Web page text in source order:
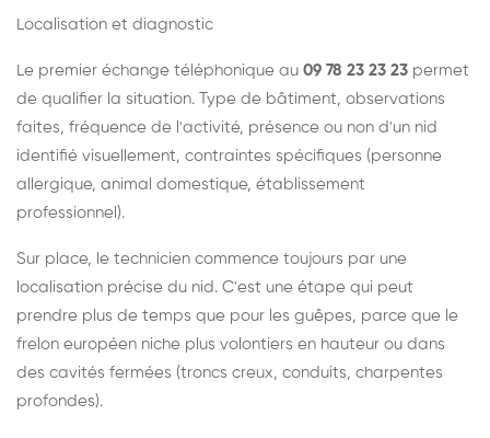
Localisation et diagnostic
Le premier échange téléphonique au 09 78 23 23 23 permet
de qualifier la situation. Type de bâtiment, observations
faites, fréquence de l'activité, présence ou non d'un nid
identifié visuellement, contraintes spécifiques (personne
allergique, animal domestique, établissement
professionnel).
Sur place, le technicien commence toujours par une
localisation précise du nid. C'est une étape qui peut
prendre plus de temps que pour les guêpes, parce que le
frelon européen niche plus volontiers en hauteur ou dans
des cavités fermées (troncs creux, conduits, charpentes
profondes).